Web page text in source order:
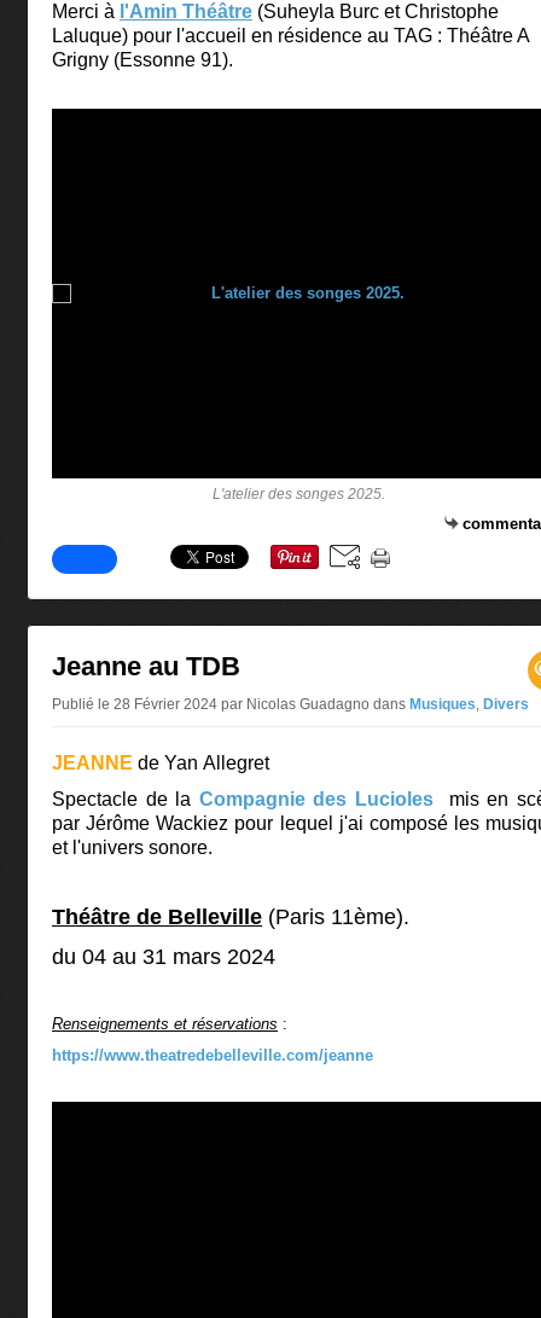
Merci à l'Amin Théâtre (Suheyla Burc et Christophe
Laluque) pour l'accueil en résidence au TAG : Théâtre A
Grigny (Essonne 91).
L'atelier des songes 2025.
Jeanne au TDB
Publié le 28 Février 2024 par Nicolas Guadagno dans Musiques, Divers
JEANNE de Yan Allegret
Spectacle de la Compagnie des Luciolesmis en
par Jérôme Wackiez pour lequel j'ai composé les
et l'univers sonore.
Théâtre de Belleville (Paris 11ème).
du 04 au 31 mars 2024
Renseignements et réservations :
https://www.theatredebelleville.com/jeanne